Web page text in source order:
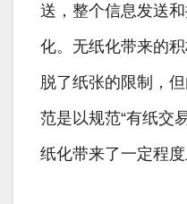
送，整个信息发送
化。无纸化带来的
脱了纸张的限制，
范是以规范“有纸交
纸化带来了一定程度